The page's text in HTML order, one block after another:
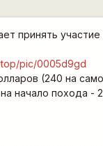
принять
pic/0005d9gd
(240 на
начало похода -